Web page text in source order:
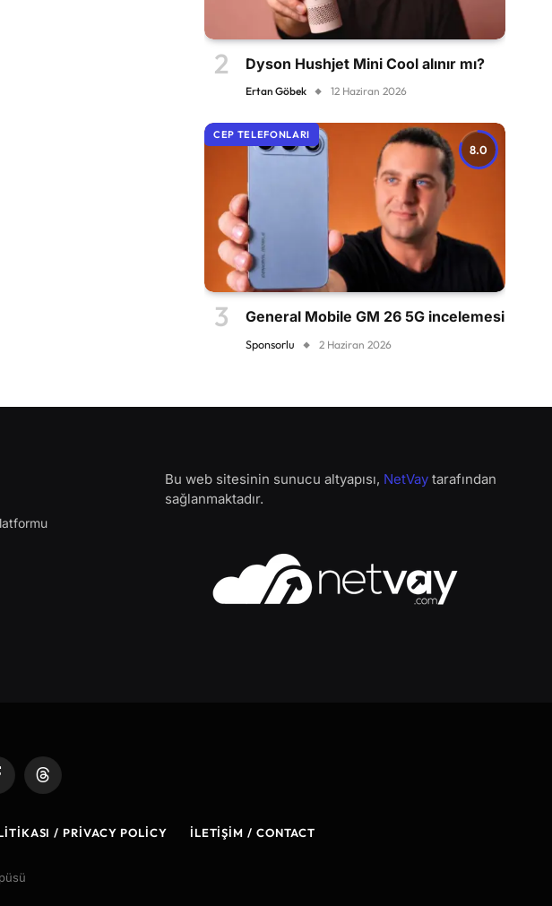
Dyson Hushjet Mini Cool alınır mı?
Ertan Göbek 12 Haziran 2026
8.0
CEP TELEFONLARI
General Mobile GM 26 5G incelemesi
Sponsorlu 2 Haziran 2026
Bu web sitesinin sunucu altyapısı, NetVay tarafından
sağlanmaktadır.
Threads
/ PRIVACY POLICY İLETIŞIM / CONTACT